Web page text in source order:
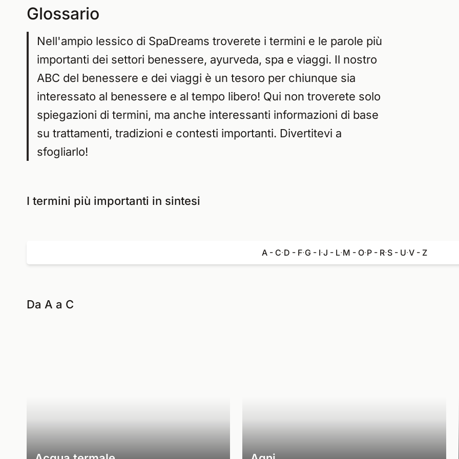
Glossario
Nell'ampio lessico di SpaDreams troverete i termini e le parole più
importanti dei settori benessere, ayurveda, spa e viaggi. Il nostro
ABC del benessere e dei viaggi è un tesoro per chiunque sia
interessato al benessere e al tempo libero! Qui non troverete solo
spiegazioni di termini, ma anche interessanti informazioni di base
su trattamenti, tradizioni e contesti importanti. Divertitevi a
sfogliarlo!
I termini più importanti in sintesi
A - C·D - F·G - I·J - L·M - O·P - R·S - U·V - Z
Da A a C